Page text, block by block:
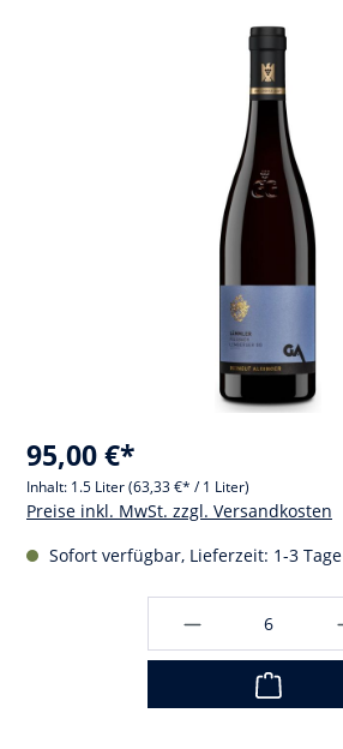
95,00 €*
Inhalt: 1.5 Liter(63,33 €* / 1 Liter)
Preise inkl. MwSt. zzgl. Versandkosten
Sofort verfügbar, Lieferzeit: 1-3 Tage